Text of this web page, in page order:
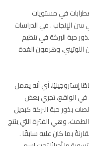
في مستويات
سن الإنجاب . في الدراسات
حبة البركة في تنظيم
اللوتيني، وهرمون الغدة
إستروجينيًا، أي أنه يعمل
الواقع، تجري بعض
بذور حبة البركة كبديل
وهي الفترة التي ينتج
بما كان عليه سابقًا .